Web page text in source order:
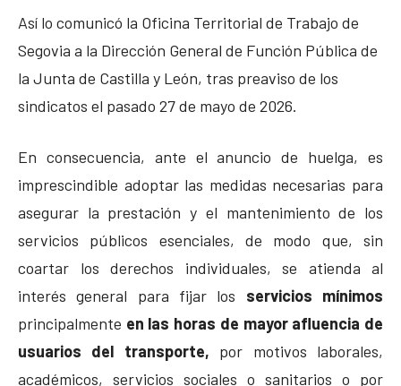
Así lo comunicó la Oficina Territorial de Trabajo de
Segovia a la Dirección General de Función Pública de
la Junta de Castilla y León, tras preaviso de los
sindicatos el pasado 27 de mayo de 2026.
En consecuencia, ante el anuncio de huelga, es
imprescindible adoptar las medidas necesarias para
asegurar la prestación y el mantenimiento de los
servicios públicos esenciales, de modo que, sin
coartar los derechos individuales, se atienda al
interés general para fijar los servicios mínimos
principalmente en las horas de mayor afluencia de
usuarios del transporte, por motivos laborales,
académicos, servicios sociales o sanitarios o por